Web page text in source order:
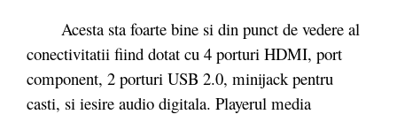
Acesta sta foarte bine si din punct de vedere al
conectivitatii fiind dotat cu 4 porturi HDMI, port
component, 2 porturi USB 2.0, minijack pentru
casti, si iesire audio digitala. Playerul media